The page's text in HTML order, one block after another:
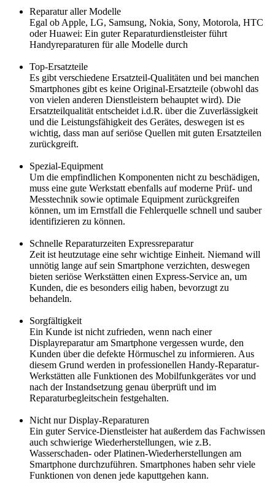
Reparatur aller Modelle
Egal ob Apple, LG, Samsung, Nokia, Sony, Motorola, HTC
oder Huawei: Ein guter Reparaturdienstleister führt
Handyreparaturen für alle Modelle durch
Top-Ersatzteile
Es gibt verschiedene Ersatzteil-Qualitäten und bei manchen
Smartphones gibt es keine Original-Ersatzteile (obwohl das
von vielen anderen Dienstleistern behauptet wird). Die
Ersatzteilqualität entscheidet i.d.R. über die Zuverlässigkeit
und die Leistungsfähigkeit des Gerätes, deswegen ist es
wichtig, dass man auf seriöse Quellen mit guten Ersatzteilen
zurückgreift.
Spezial-Equipment
Um die empfindlichen Komponenten nicht zu beschädigen,
muss eine gute Werkstatt ebenfalls auf moderne Prüf- und
Messtechnik sowie optimale Equipment zurückgreifen
können, um im Ernstfall die Fehlerquelle schnell und sauber
identifizieren zu können.
Schnelle Reparaturzeiten Expressreparatur
Zeit ist heutzutage eine sehr wichtige Einheit. Niemand will
unnötig lange auf sein Smartphone verzichten, deswegen
bieten seriöse Werkstätten einen Express-Service an, um
Kunden, die es besonders eilig haben, bevorzugt zu
behandeln.
Sorgfältigkeit
Ein Kunde ist nicht zufrieden, wenn nach einer
Displayreparatur am Smartphone vergessen wurde, den
Kunden über die defekte Hörmuschel zu informieren. Aus
diesem Grund werden in professionellen Handy-Reparatur-
Werkstätten alle Funktionen des Mobilfunkgerätes vor und
nach der Instandsetzung genau überprüft und im
Reparaturbegleitschein festgehalten.
Nicht nur Display-Reparaturen
Ein guter Service-Dienstleister hat außerdem das Fachwissen
auch schwierige Wiederherstellungen, wie z.B.
Wasserschaden- oder Platinen-Wiederherstellungen am
Smartphone durchzuführen. Smartphones haben sehr viele
Funktionen von denen jede kaputtgehen kann.